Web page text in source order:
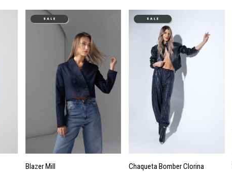
Blazer Mill Chaqueta Bomber Clorina